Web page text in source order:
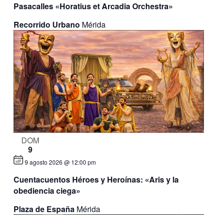
Pasacalles «Horatius et Arcadia Orchestra»
Recorrido Urbano Mérida
DOM
9
Cuentacuentos Héroes y Heroínas: «Aris y la
obediencia ciega»
9 agosto 2026 @ 12:00 pm
Plaza de España Mérida